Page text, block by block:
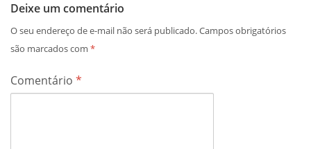
Deixe um comentário
O seu endereço de e-mail não será publicado.Campos obrigatórios
são marcados com *
Comentário *